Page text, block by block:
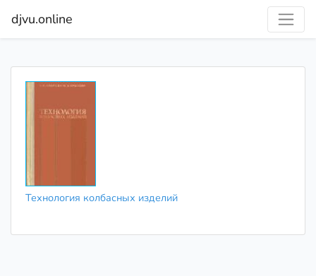
djvu.online
Технология колбасных изделий